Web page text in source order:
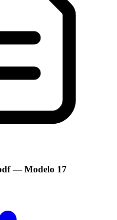
— Modelo 17